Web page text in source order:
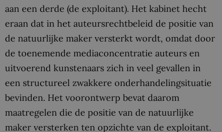
aan een derde (de exploitant). Het kabinet hecht
eraan dat in het auteursrechtbeleid de positie van
de natuurlijke maker versterkt wordt, omdat door
de toenemende mediaconcentratie auteurs en
uitvoerend kunstenaars zich in veel gevallen in
een structureel zwakkere onderhandelingsituatie
bevinden. Het voorontwerp bevat daarom
maatregelen die de positie van de natuurlijke
maker versterken ten opzichte van de exploitant.